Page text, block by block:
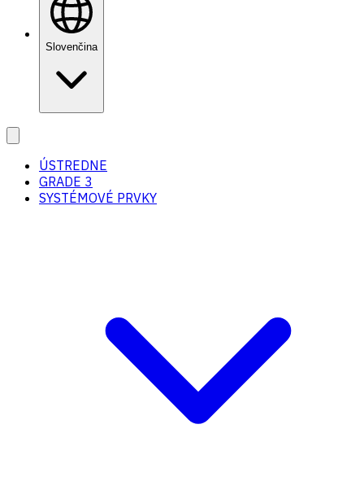
Slovenčina
ÚSTREDNE
GRADE 3
SYSTÉMOVÉ PRVKY